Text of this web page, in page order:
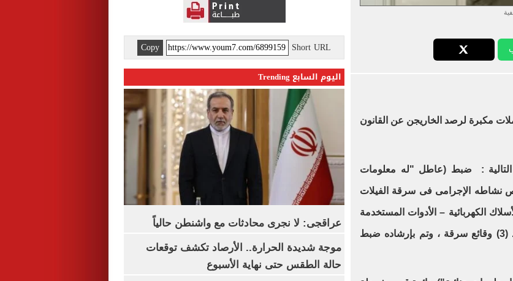
مكبرة لرصد الخاريجن عن القانون
التالية : ضبط (عاطل "له معلومات
نشاطه الإجرامى فى سرقة الفيلات
الكهربائية – الأدوات المستخدمة
فى الوقائع).. وبمواجهته إعترف بإرتكاب عدد (3) وقائع سرقة ، وتم بإرشاده ضبط
Short URL
Copy
اليوم السابع Trending
عراقجى: لا نجرى محادثات مع واشنطن حالياً
موجة شديدة الحرارة.. الأرصاد تكشف توقعات
حالة الطقس حتى نهاية الأسبوع